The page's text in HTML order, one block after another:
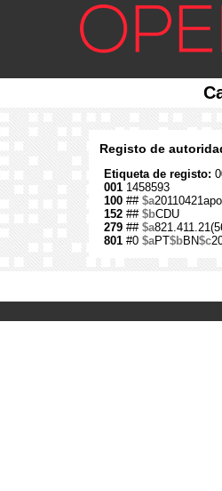
Registo de
Etiqueta de registo:
001 1458593
100 ## $a
152 ## $bCDU
279 ## $a
801 #0 $aPT$bBN$c